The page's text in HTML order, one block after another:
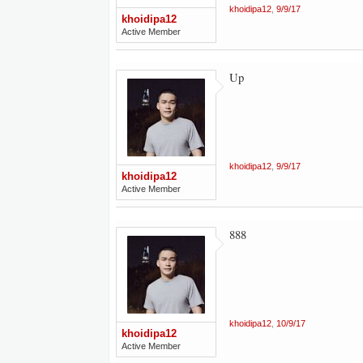
khoidipa12
Active Member
khoidipa12 9/9/17
khoidipa12
Active Member
Up
khoidipa12 9/9/17
khoidipa12
Active Member
888
khoidipa12 10/9/17